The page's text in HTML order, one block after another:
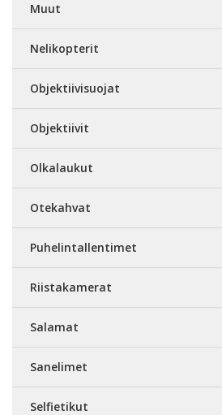
Muut
Nelikopterit
Objektiivisuojat
Objektiivit
Olkalaukut
Otekahvat
Puhelintallentimet
Riistakamerat
Salamat
Sanelimet
Selfietikut